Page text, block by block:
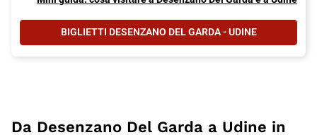
BIGLIETTI DESENZANO DEL GARDA - UDINE
Da Desenzano Del Garda a Udine in